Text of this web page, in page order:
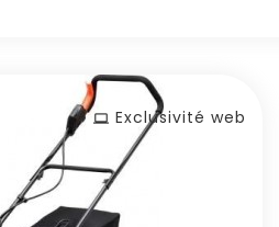
Exclusivité web